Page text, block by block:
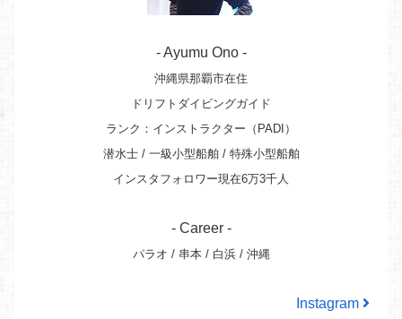
- Ayumu Ono -
沖縄県那覇市在住
ドリフトダイビングガイド
ランク：インストラクター（PADI）
潜水士 / 一級小型船舶 / 特殊小型船舶
インスタフォロワー現在6万3千人
- Career -
パラオ / 串本 / 白浜 / 沖縄
Instagram